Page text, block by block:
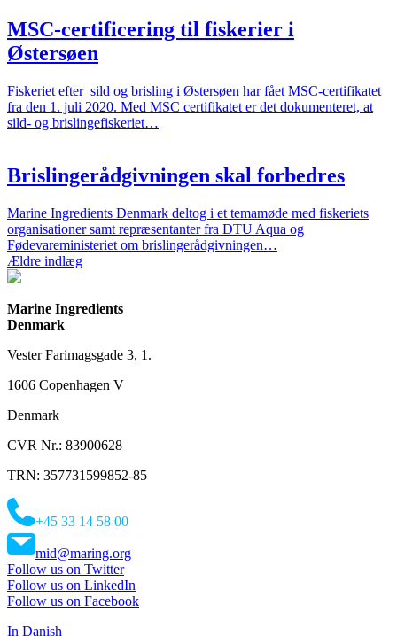
MSC-certificering til fiskerier i
Østersøen
Fiskeriet efter sild og brisling i Østersøen har fået MSC-certifikatet
fra den 1. juli 2020. Med MSC certifikatet er det dokumenteret, at
sild- og brislingefiskeriet…
Brislingerådgivningen skal forbedres
Marine Ingredients Denmark deltog i et temamøde med fiskeriets
organisationer samt repræsentanter fra DTU Aqua og
Fødevareministeriet om brislingerådgivningen…
Navigation
til
indlæg
Ældre indlæg
Marine Ingredients
Denmark
Vester Farimagsgade 3, 1.
1606 Copenhagen V
Denmark
CVR Nr.: 83900628
TRN: 357731599852-85
+45 33 14 58 00
mid@maring.org
Follow us on Twitter
Follow us on LinkedIn
Follow us on Facebook
In Danish